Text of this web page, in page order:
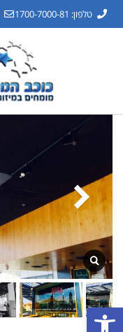
פתח סרגל נגישות
טלפון: 1700-7000-81